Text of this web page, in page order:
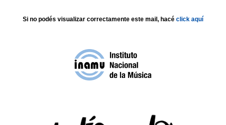
Si no podés visualizar correctamente este mail, hacé click aquí